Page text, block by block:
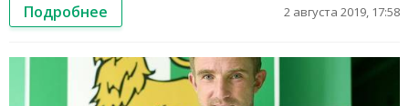
Подробнее 2 августа 2019, 17:58